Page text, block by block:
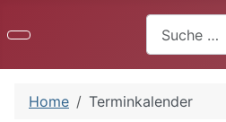
Home Terminkalender